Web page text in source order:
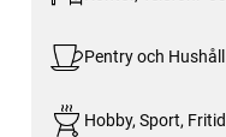
Pentry och Hushåll
Hobby, Sport, Fritid